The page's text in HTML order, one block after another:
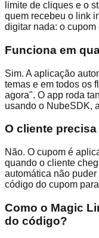
limite de cliques e o
quem recebeu o link
digitar nada: o
Funciona em
Sim. A aplicação
temas e em todos os
agora". O app roda
usando o NubeSDK,
O cliente
Não. O cupom é
quando o cliente
automática não
código do cupom
Como o Magic
do código?